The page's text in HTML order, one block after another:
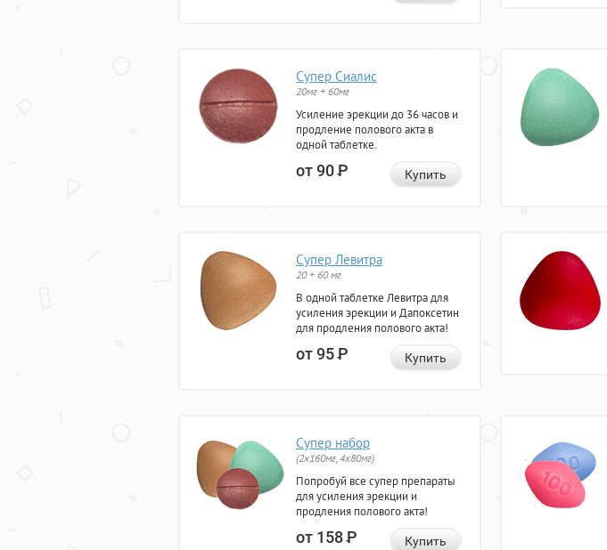
Супер Сиалис
20мг + 60мг
Усиление эрекции до 36 часов и
продление полового акта в
одной таблетке.
от 90Р Купить
Супер Левитра
20 + 60 мг
В одной таблетке Левитра для
усиления эрекции и Дапоксетин
для продления полового акта!
от 95Р Купить
Супер набор
(2х160мг, 4х80мг)
Попробуй все супер препараты
для усиления эрекции и
продления полового акта!
от 158Р Купить